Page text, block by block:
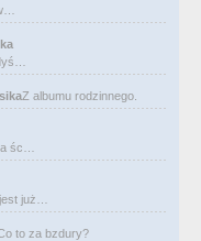
Z albumu rodzinnego.
śc…
już…
to za bzdury?